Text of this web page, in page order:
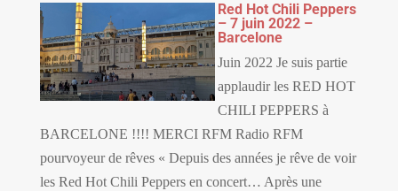
Red Hot Chili Peppers
– 7 juin 2022 –
Barcelone
Juin 2022 Je suis partie
applaudir les RED HOT
CHILI PEPPERS à
BARCELONE !!!! MERCI RFM Radio RFM
pourvoyeur de rêves « Depuis des années je rêve de voir
les Red Hot Chili Peppers en concert… Après une